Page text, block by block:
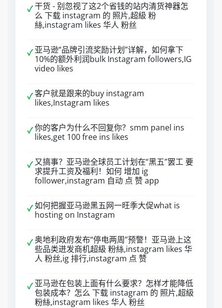
✓干货 - 别忽视了这2个省钱的站内清货神器怎
么 下载 instagram 的 照片,超級 粉
絲,instagram likes 华人 粉丝
✓ 亚马逊“品牌引流奖励计划”详解，如何拿下
10%的额外利润bulk Instagram followers,IG
video likes
✓客户就是跟来的buy instagram
likes,Instagram likes
✓你的客户为什么不回复你？smm panel ins
likes,get 100 free ins likes
✓ 又搞事？亚马逊全球员工计划在“黑五”罢工 要
求提升工资及福利！如何 增加 ig
follower,instagram 自动 点 赞 app
✓如何把握亚马逊黑五网一旺季大促what is
hosting on Instagram
✓奥地利政府发布“停电两周”预警！亚马逊上这
些品类迸发商机超級 粉絲,instagram likes 华
人 粉丝,ig 排行,instagram 点 赞
✓ 亚马逊在包装上面有什么要求？怎样才能降低
包装成本？怎么 下载 instagram 的 照片,超級
粉絲,instagram likes 华人 粉丝